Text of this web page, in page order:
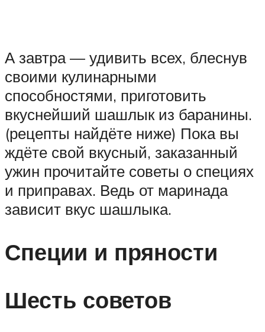
А завтра — удивить всех, блеснув
своими кулинарными
способностями, приготовить
вкуснейший шашлык из баранины.
(рецепты найдёте ниже) Пока вы
ждёте свой вкусный, заказанный
ужин прочитайте советы о специях
и приправах. Ведь от маринада
зависит вкус шашлыка.
Специи и пряности
Шесть советов